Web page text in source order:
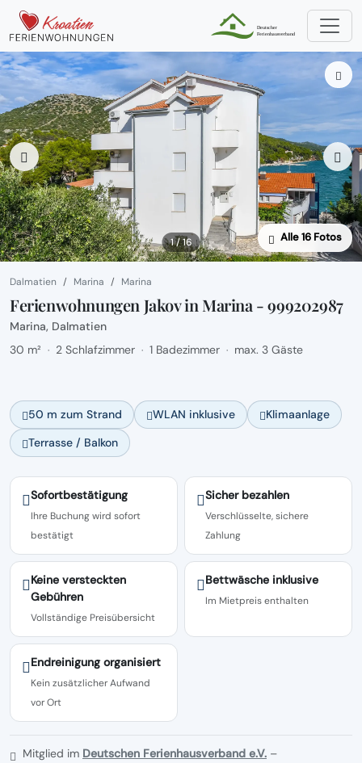
1 / 16 Alle 16 Fotos
Dalmatien Marina Marina
Ferienwohnungen Jakov in Marina - 999202987
Marina, Dalmatien
30 m² · 2 Schlafzimmer · 1 Badezimmer · max. 3 Gäste
50 m zum Strand WLAN inklusive
Klimaanlage
Terrasse / Balkon
Sofortbestätigung
Ihre Buchung wird sofort
bestätigt
Sicher bezahlen
Verschlüsselte, sichere
Zahlung
Keine versteckten
Gebühren
Vollständige Preisübersicht
Bettwäsche inklusive
Im Mietpreis enthalten
Endreinigung organisiert
Kein zusätzlicher Aufwand
vor Ort
Mitglied im Deutschen Ferienhausverband e.V. –